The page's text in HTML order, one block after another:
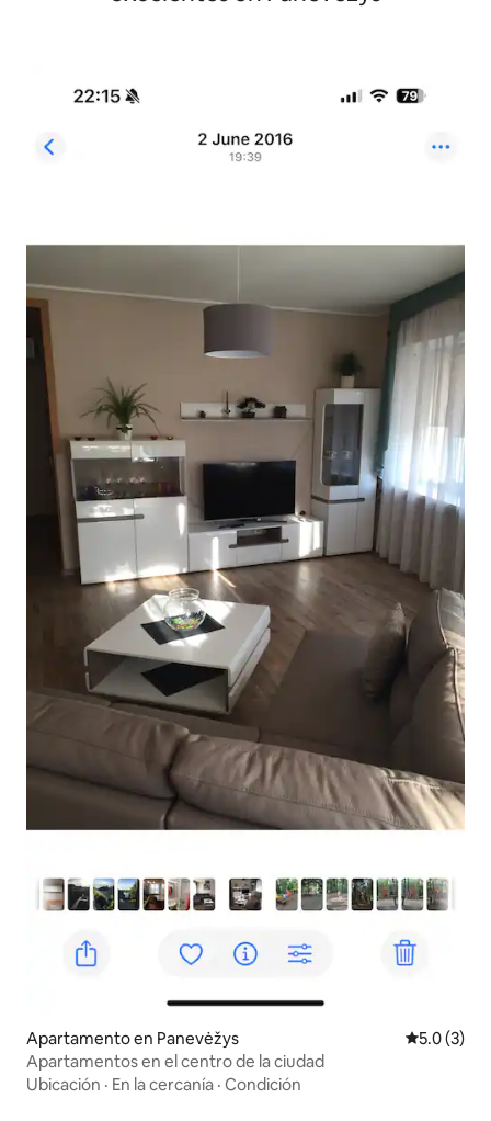
Apartamento en Panevėžys
5.0 (3)
Apartamentos en el centro de la ciudad
Ubicación · En la cercanía · Condición